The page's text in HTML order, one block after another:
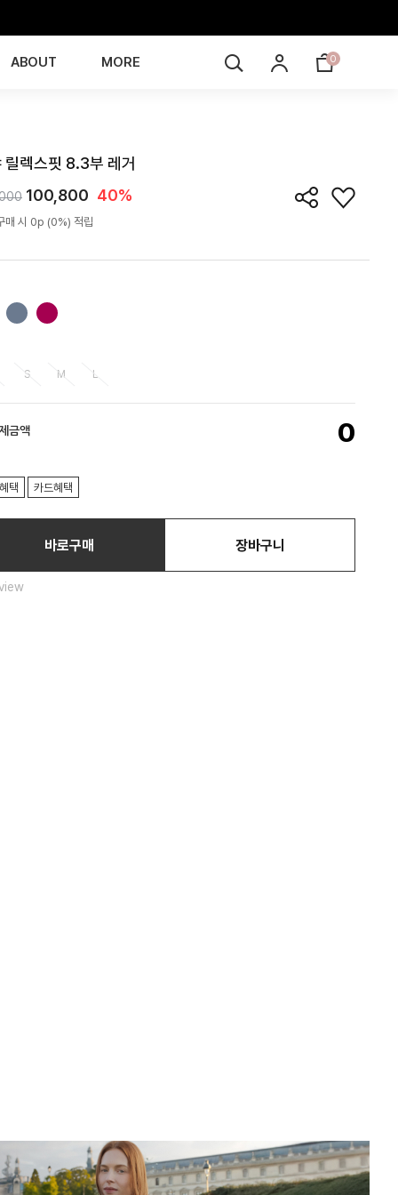
ABOUT MORE 0
릴렉스핏 8.3부 레거
100,800 40%
매 시 0p (0%) 적립
S M L
금액 0
택 카드혜택
바로구매 장바구니